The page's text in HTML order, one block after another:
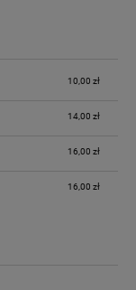
10,00 zł
14,00 zł
16,00 zł
16,00 zł